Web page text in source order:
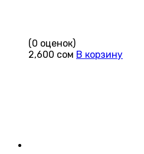
(0 оценок)
2,600 сом В корзину